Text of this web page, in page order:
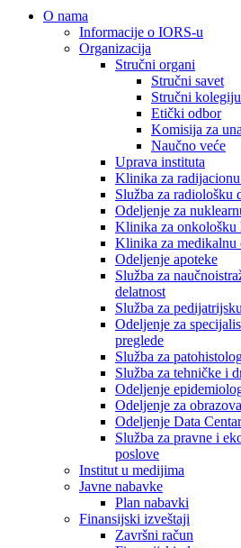
O nama
Informacije o IORS-u
Organizacija
Stručni organi
Stručni savet
Stručni
Etički odbor
Komisija za
Naučno veće
Uprava instituta
Klinika za
Služba za radiološku
Odeljenje za
Klinika za onkološku
Klinika za medikalnu
Odeljenje apoteke
Služba za
delatnost
Služba za
Odeljenje za
preglede
Služba za
Služba za tehničke i
Odeljenje
Odeljenje za
Odeljenje Data Centar
Služba za pravne i
poslove
Institut u medijima
Javne nabavke
Plan nabavki
Finansijski izveštaji
Završni račun